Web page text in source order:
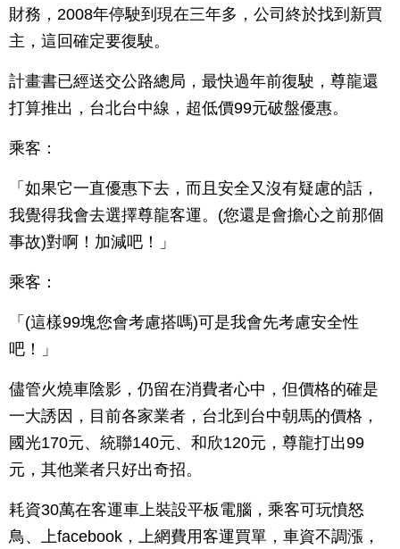
財務，2008年停駛到現在三年多，公司終於找到新買
主，這回確定要復駛。
計畫書已經送交公路總局，最快過年前復駛，尊龍還
打算推出，台北台中線，超低價99元破盤優惠。
乘客：
「如果它一直優惠下去，而且安全又沒有疑慮的話，
我覺得我會去選擇尊龍客運。(您還是會擔心之前那個
事故)對啊！加減吧！」
乘客：
「(這樣99塊您會考慮搭嗎)可是我會先考慮安全性
吧！」
儘管火燒車陰影，仍留在消費者心中，但價格的確是
一大誘因，目前各家業者，台北到台中朝馬的價格，
國光170元、統聯140元、和欣120元，尊龍打出99
元，其他業者只好出奇招。
耗資30萬在客運車上裝設平板電腦，乘客可玩憤怒
鳥、上facebook，上網費用客運買單，車資不調漲，